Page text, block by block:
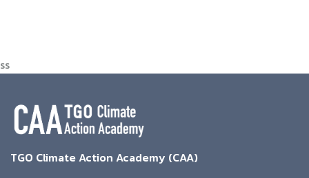
ss
TGO Climate Action Academy (CAA)